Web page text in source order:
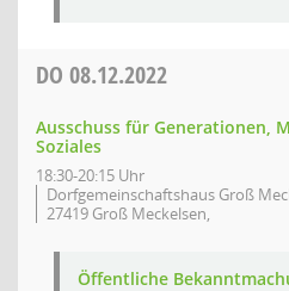
DO 08.12.2022
Ausschuss für Generationen,
Soziales
18:30-20:15 Uhr
Dorfgemeinschaftshaus Groß
27419 Groß Meckelsen,
Öffentliche